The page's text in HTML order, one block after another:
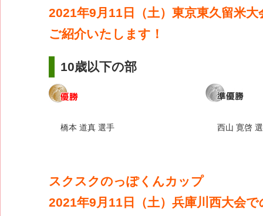
2021年9月11日（土）東京東久留米
ご紹介いたします！
10歳以下の部
橋本 道真 選手 西山 寛啓
スクスクのっぽくんカップ
2021年9月11日（土）兵庫川西大会